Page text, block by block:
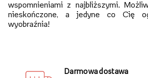
wspomnieniami z najbliższymi.
nieskończone, a jedyne co Cię
wyobraźnia!
Darmowa dostawa